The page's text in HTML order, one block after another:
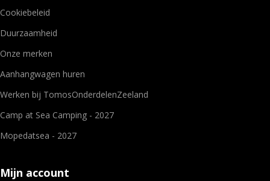
Cookiebeleid
Duurzaamheid
Onze merken
Aanhangwagen huren
Werken bij TomosOnderdelenZeeland
Camp at Sea Camping - 2027
Mopedatsea - 2027
Mijn account